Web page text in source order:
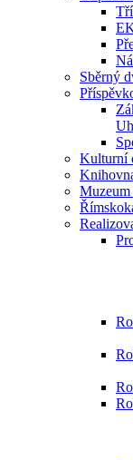
Sběrný
Kulturní